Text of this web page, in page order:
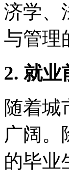
济学、
与管理
2. 就业
随着城
广阔。
的毕业